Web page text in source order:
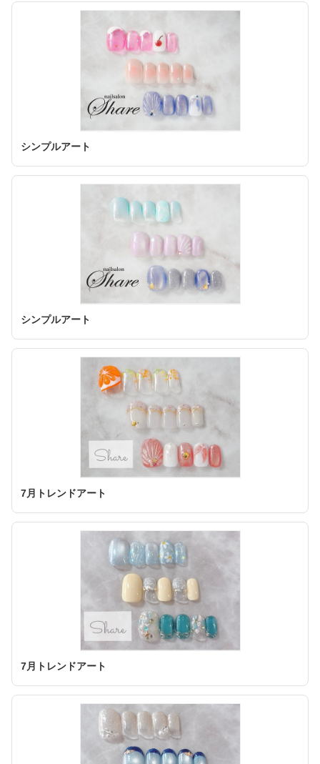
シンプルアート
シンプルアート
7月トレンドアート
7月トレンドアート